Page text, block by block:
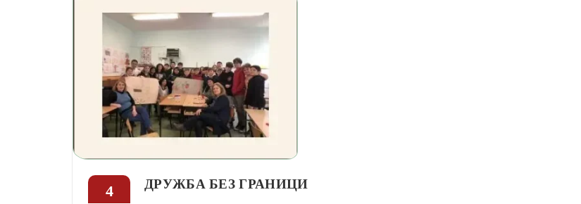
4 ДРУЖБА БЕЗ ГРАНИЦИ